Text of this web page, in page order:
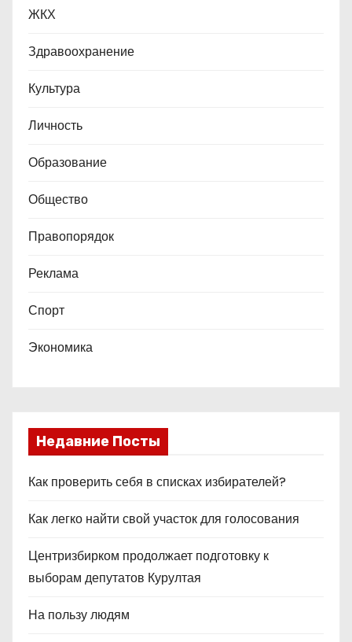
п
и
с
е
ЖКХ
Здравоохранение
Культура
Личность
Образование
Общество
Правопорядок
Реклама
Спорт
Экономика
Недавние Посты
Как проверить себя в списках избирателей?
Как легко найти свой участок для голосования
Центризбирком продолжает подготовку к
выборам депутатов Курултая
На пользу людям